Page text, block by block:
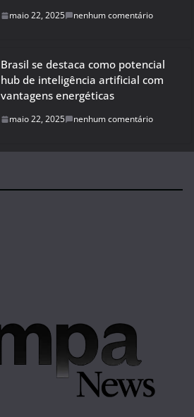
maio 22, 2025 nenhum comentário
Brasil se destaca como potencial
hub de inteligência artificial com
vantagens energéticas
maio 22, 2025 nenhum comentário